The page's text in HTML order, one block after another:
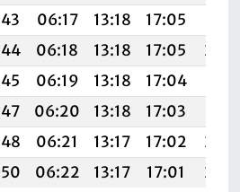
06:17 13:18 17:05
06:18 13:18 17:05
06:19 13:18 17:04
06:20 13:18 17:03
06:21 13:17 17:02
06:22 13:17 17:01